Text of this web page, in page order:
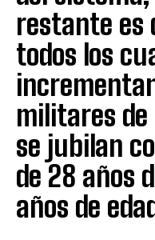
restante es
todos los
militares
se jubilan
de 28 años
años de